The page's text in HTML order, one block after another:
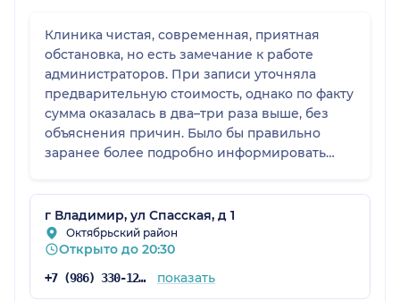
Клиника чистая, современная, приятная
обстановка, но есть замечание к работе
администраторов. При записи уточняла
предварительную стоимость, однако по факту
сумма оказалась в два–три раза выше, без
объяснения причин. Было бы правильно
заранее более подробно информировать
оказываться в неловкой ситуации на месте.
Оценка: 5 из 5, с пожеланием улучшить
прозрачность расчётов.
г Владимир, ул Спасская, д 1
Октябрьский район
Открыто до 20:30
+7 (986) 330-12-95 показать